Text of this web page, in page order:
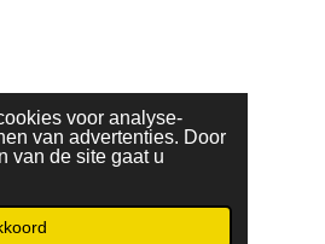
voor analyse-
van advertenties. Door
van de site gaat u